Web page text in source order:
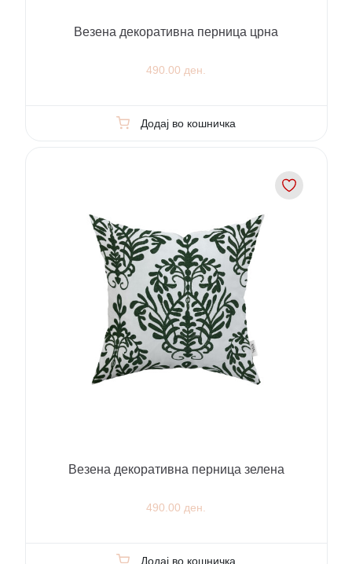
Везена декоративна перница црна
490.00 ден.
Додај во кошничка
Везена декоративна перница зелена
490.00 ден.
Додај во кошничка